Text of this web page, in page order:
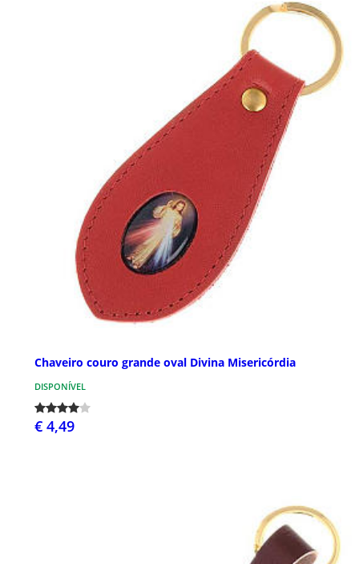
Chaveiro couro grande oval Divina Misericórdia
DISPONÍVEL
€ 4,49